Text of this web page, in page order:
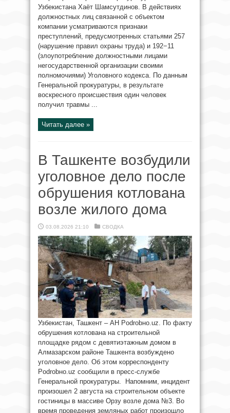
Узбекистана Хаёт Шамсутдинов. В действиях
должностных лиц связанной с объектом
компании усматриваются признаки
преступлений, предусмотренных статьями 257
(нарушение правил охраны труда) и 192−11
(злоупотребление должностными лицами
негосударственной организации своими
полномочиями) Уголовного кодекса. По данным
Генеральной прокуратуры, в результате
воскресного происшествия один человек
получил травмы ...
Читать далее »
В Ташкенте возбудили
уголовное дело после
обрушения котлована
возле жилого дома
03.08.2026 21:10 СВОДКА
Узбекистан, Ташкент – АН Podrobно.uz. По факту
обрушения котлована на строительной
площадке рядом с девятиэтажным домом в
Алмазарском районе Ташкента возбуждено
уголовное дело. Об этом корреспонденту
Podrobно.uz сообщили в пресс-службе
Генеральной прокуратуры. Напомним, инцидент
произошел 2 августа на строительном объекте
гостиницы в массиве Орзу возле дома №3. Во
время проведения земляных работ произошло